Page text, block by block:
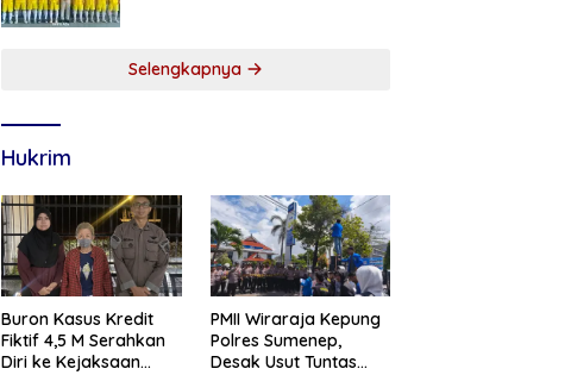
Selengkapnya
Hukrim
Buron Kasus Kredit
Fiktif 4,5 M Serahkan
Diri ke Kejaksaan
PMII Wiraraja Kepung
Polres Sumenep,
Desak Usut Tuntas